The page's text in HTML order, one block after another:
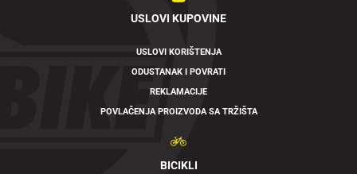
USLOVI KUPOVINE
USLOVI KORIŠTENJA
ODUSTANAK I POVRATI
REKLAMACIJE
POVLAČENJA PROIZVODA SA TRŽIŠTA
BICIKLI